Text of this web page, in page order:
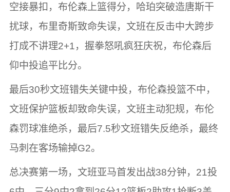
空接暴扣，布伦森上篮得分，哈珀突破造唐斯干
扰球，布里奇斯致命失误，文班在反击中大跨步
打成不讲理2+1，握拳怒吼疯狂庆祝，布伦森后
仰中投追平比分。
最后30秒文班错失关键中投，布伦森投篮不中，
文班保护篮板却致命失误，文班主动犯规，布伦
森罚球准绝杀，最后7.5秒文班错失反绝杀，最终
马刺在客场输掉G2。
总决赛第一场，文班亚马首发出战38分钟，21投